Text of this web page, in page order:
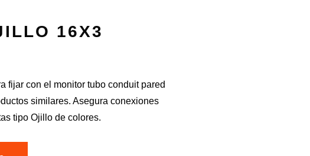
16X3
fijar con el monitor tubo conduit pared
similares. Asegura conexiones
tipo Ojillo de colores.